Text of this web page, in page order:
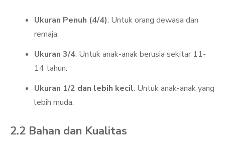
Ukuran Penuh (4/4): Untuk orang dewasa dan
remaja.
Ukuran 3/4: Untuk anak-anak berusia sekitar 11-
14 tahun.
Ukuran 1/2 dan lebih kecil: Untuk anak-anak yang
lebih muda.
2.2 Bahan dan Kualitas